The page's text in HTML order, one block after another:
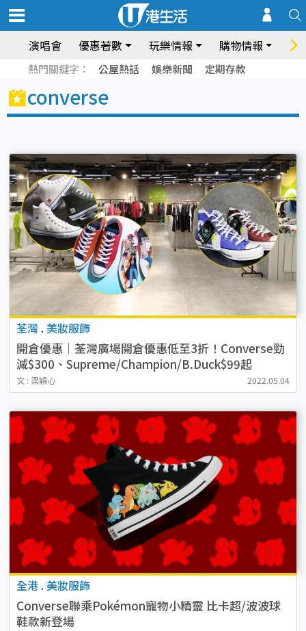
演唱會 優惠著數 玩樂情報 購物情報 飲
熱門關鍵字： 公屋熱話 娛樂新聞 定期存款
converse
荃灣 . 美妝服飾
開倉優惠｜荃灣廣場開倉優惠低至3折！Converse勁
減$300、Supreme/Champion/B.Duck$99起
文 : 梁穎心 2022.05.04
全港 . 美妝服飾
Converse聯乘Pokémon寵物小精靈 比卡超/波波球
鞋款新登場